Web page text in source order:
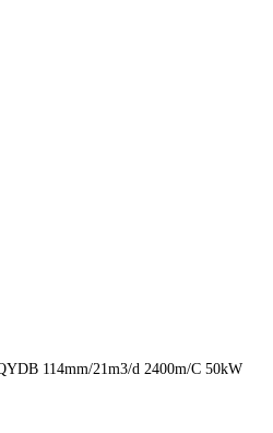
114mm/21m3/d 2400m/C 50kW